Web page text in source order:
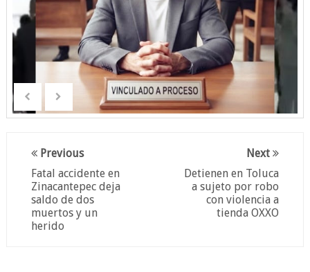
Next
Detienen en Toluca
a sujeto por robo
con violencia a
tienda OXXO
Previous
Fatal accidente en
Zinacantepec deja
saldo de dos
muertos y un
herido